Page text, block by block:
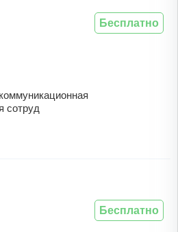
сотруд
Бесплатно
Бесплатно